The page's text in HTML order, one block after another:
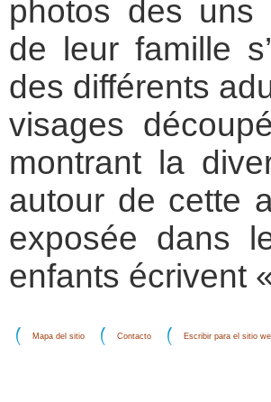
photos des uns
de leur famille
des différents
visages
montrant la
autour de cette
exposée dans
enfants écrivent
Mapa del sitio Contacto Escribir para el sitio